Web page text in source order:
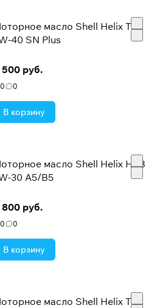
масло Shell Helix Taxi
40 SN Plus
руб.
0 0
В корзину
масло Shell Helix HX8
30 A5/B5
руб.
0 0
В корзину
масло Shell Helix Taxi